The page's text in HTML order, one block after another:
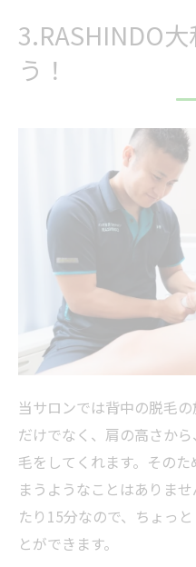
3.RASHINDO
う！
当サロンでは背中の脱毛
だけでなく、肩の高さか
毛をしてくれます。その
まうようなことはありま
たり15分なので、ちょっ
とができます。